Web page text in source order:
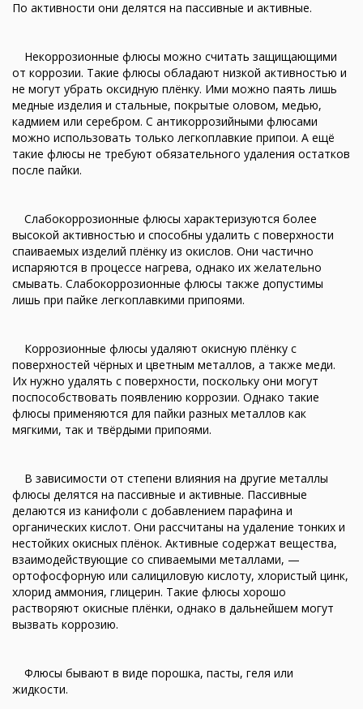
По активности они делятся на пассивные и активные.
Некоррозионные флюсы можно считать защищающими
от коррозии. Такие флюсы обладают низкой активностью и
не могут убрать оксидную плёнку. Ими можно паять лишь
медные изделия и стальные, покрытые оловом, медью,
кадмием или серебром. С антикоррозийными флюсами
можно использовать только легкоплавкие припои. А ещё
такие флюсы не требуют обязательного удаления остатков
после пайки.
Слабокоррозионные флюсы характеризуются более
высокой активностью и способны удалить с поверхности
спаиваемых изделий плёнку из окислов. Они частично
испаряются в процессе нагрева, однако их желательно
смывать. Слабокоррозионные флюсы также допустимы
лишь при пайке легкоплавкими припоями.
Коррозионные флюсы удаляют окисную плёнку с
поверхностей чёрных и цветным металлов, а также меди.
Их нужно удалять с поверхности, поскольку они могут
поспособствовать появлению коррозии. Однако такие
флюсы применяются для пайки разных металлов как
мягкими, так и твёрдыми припоями.
В зависимости от степени влияния на другие металлы
флюсы делятся на пассивные и активные. Пассивные
делаются из канифоли с добавлением парафина и
органических кислот. Они рассчитаны на удаление тонких и
нестойких окисных плёнок. Активные содержат вещества,
взаимодействующие со спиваемыми металлами, —
ортофосфорную или салициловую кислоту, хлористый цинк,
хлорид аммония, глицерин. Такие флюсы хорошо
растворяют окисные плёнки, однако в дальнейшем могут
вызвать коррозию.
Флюсы бывают в виде порошка, пасты, геля или
жидкости.